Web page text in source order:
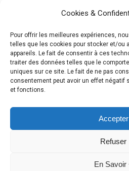
Cookies &
Pour offrir les meilleures expériences,
telles que les cookies pour stocker et/ou
appareils. Le fait de consentir à ces
traiter des données telles que le
uniques sur ce site. Le fait de ne pas
consentement peut avoir un effet négatif
et fonctions.
Accepter
Refuser
En Savoir
Papier-peint
INTÉRIEUR, PAPIERS
ParAlice LENNE